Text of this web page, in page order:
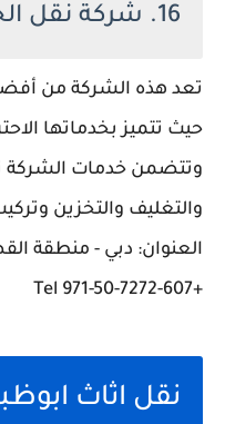
16. شركة نقل الخليج
تعد هذه الشركة من
حيث تتميز بخدماتها
وتتضمن خدمات الشركة
والتغليف والتخزين
العنوان: دبي - منطقة
+971-50-7272-607 Tel
نقل اثاث